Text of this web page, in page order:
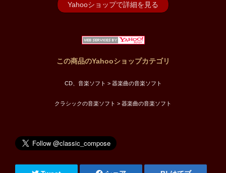
Yahooショップで詳細を見る
この商品のYahooショップカテゴリ
CD、音楽ソフト > 器楽曲の音楽ソフト
クラシックの音楽ソフト > 器楽曲の音楽ソフト